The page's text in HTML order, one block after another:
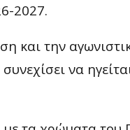
2027.
και την
να